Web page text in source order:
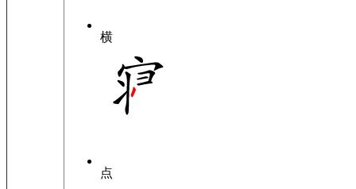
横
点